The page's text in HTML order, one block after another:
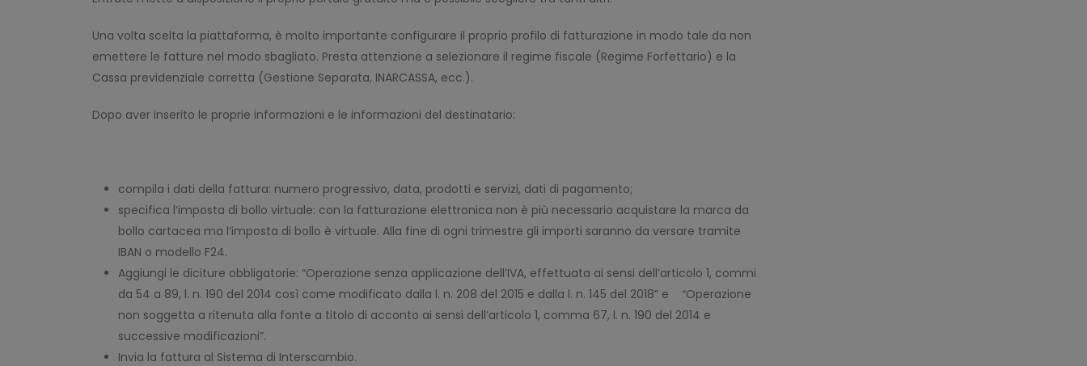
Una volta scelta la piattaforma, è molto importante configurare il proprio profilo di fatturazione in modo tale da non
emettere le fatture nel modo sbagliato. Presta attenzione a selezionare il regime fiscale (Regime Forfettario) e la
Cassa previdenziale corretta (Gestione Separata, INARCASSA, ecc.).
Dopo aver inserito le proprie informazioni e le informazioni del destinatario:
compila i dati della fattura: numero progressivo, data, prodotti e servizi, dati di pagamento;
specifica l‘imposta di bollo virtuale: con la fatturazione elettronica non è più necessario acquistare la marca da
bollo cartacea ma l’imposta di bollo è virtuale. Alla fine di ogni trimestre gli importi saranno da versare tramite
IBAN o modello F24.
Aggiungi le diciture obbligatorie: “Operazione senza applicazione dell’IVA, effettuata ai sensi dell’articolo 1, commi
da 54 a 89, l. n. 190 del 2014 così come modificato dalla l. n. 208 del 2015 e dalla l. n. 145 del 2018” e “Operazione
non soggetta a ritenuta alla fonte a titolo di acconto ai sensi dell’articolo 1, comma 67, l. n. 190 del 2014 e
successive modificazioni”.
Invia la fattura al Sistema di Interscambio.